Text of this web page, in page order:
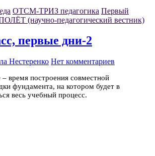
ОТСМ-ТРИЗ педагогика Первый
(научно-педагогический вестник)
первые дни-2
Нестеренко Нет комментариев
время построения совместной
фундамента, на котором будет в
весь учебный процесс.